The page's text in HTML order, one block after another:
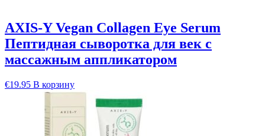
AXIS-Y Vegan Collagen Eye Serum
Пептидная сыворотка для век с
массажным аппликатором
€19.95 В корзину